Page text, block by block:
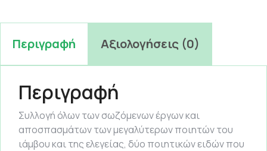
Περιγραφή Αξιολογήσεις (0)
Περιγραφή
Συλλογή όλων των σωζόμενων έργων και
αποσπασμάτων των μεγαλύτερων ποιητών του
ιάμβου και της ελεγείας, δύο ποιητικών ειδών που